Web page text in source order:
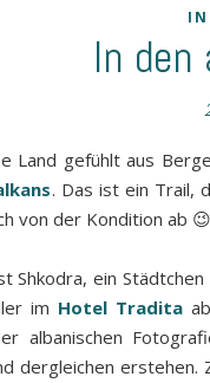
IN
In den
Land gefühlt aus
. Das ist ein Trail,
von der Kondition ab 😉
Shkodra, ein
im Hotel Tradita
albanischen
dergleichen